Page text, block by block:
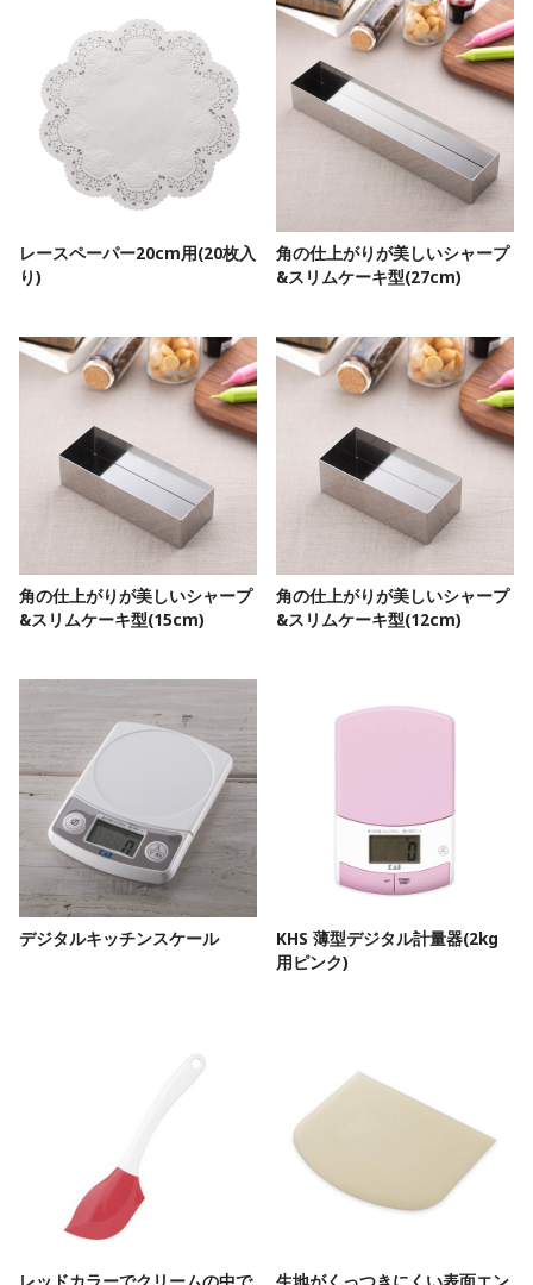
レースペーパー20cm用(20枚入
り)
角の仕上がりが美しいシャープ
&スリムケーキ型(27cm)
角の仕上がりが美しいシャープ
&スリムケーキ型(15cm)
角の仕上がりが美しいシャープ
&スリムケーキ型(12cm)
デジタルキッチンスケール
KHS 薄型デジタル計量器(2kg
用ピンク)